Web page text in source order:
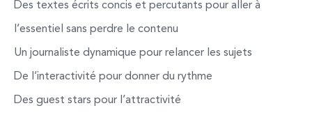
Des textes écrits concis et percutants pour aller à
l’essentiel sans perdre le contenu
Un journaliste dynamique pour relancer les sujets
De l’interactivité pour donner du rythme
Des guest stars pour l’attractivité